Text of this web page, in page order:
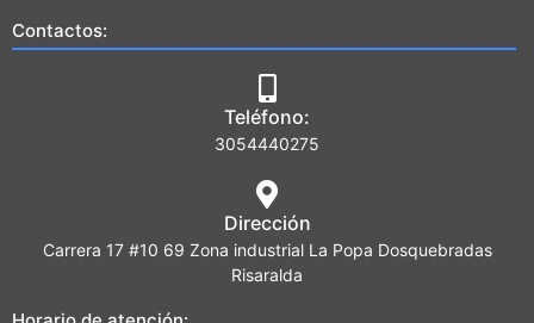
Contactos:
Teléfono:
3054440275
Dirección
Carrera 17 #10 69 Zona industrial La Popa Dosquebradas
Risaralda